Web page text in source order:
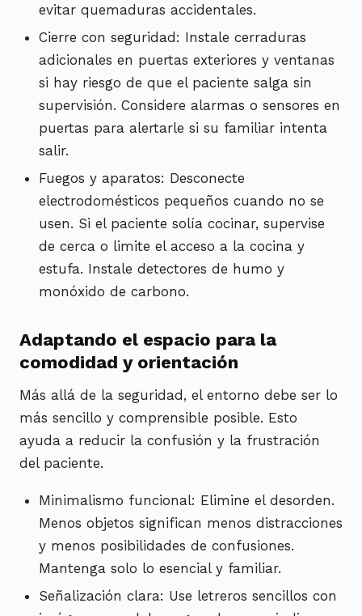
evitar quemaduras accidentales.
Cierre con seguridad: Instale cerraduras
adicionales en puertas exteriores y ventanas
si hay riesgo de que el paciente salga sin
supervisión. Considere alarmas o sensores en
puertas para alertarle si su familiar intenta
salir.
Fuegos y aparatos: Desconecte
electrodomésticos pequeños cuando no se
usen. Si el paciente solía cocinar, supervise
de cerca o limite el acceso a la cocina y
estufa. Instale detectores de humo y
monóxido de carbono.
Adaptando el espacio para la
comodidad y orientación
Más allá de la seguridad, el entorno debe ser lo
más sencillo y comprensible posible. Esto
ayuda a reducir la confusión y la frustración
del paciente.
Minimalismo funcional: Elimine el desorden.
Menos objetos significan menos distracciones
y menos posibilidades de confusiones.
Mantenga solo lo esencial y familiar.
Señalización clara: Use letreros sencillos con